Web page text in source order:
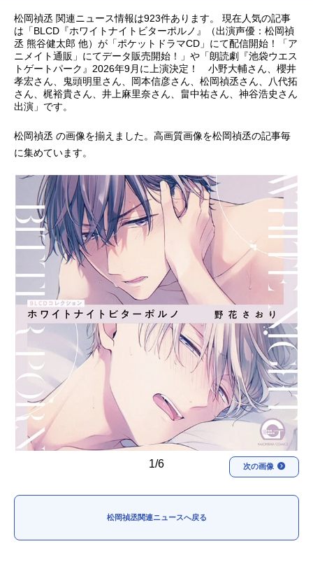
最新記事一覧
アニメ記事一覧 声優記事一覧
アニメ映画一覧 実写化映画一覧
今期アニメ曜日別一覧
春アニメ 夏アニメ
男性声優/女性声優一覧
FOLLOW US
松岡禎丞 関連ニュース情報は923件あります。 現在人気の記事
は「BLCD『ホワイトナイトビターポルノ』（出演声優：松岡禎
丞 熊谷健太郎 他）が「ポケットドラマCD」にて配信開始！「ア
ニメイト通販」にてデータ販売開始！」や「朗読劇『池袋ウエス
トゲートパーク』2026年9月に上演決定！ 小野大輔さん、櫻井
孝宏さん、鬼頭明里さん、岡本信彦さん、松岡禎丞さん、八代拓
さん、梶裕貴さん、井上麻里奈さん、畠中祐さん、神谷浩史さん
出演」です。
松岡禎丞 の画像を揃えました。高画質画像を松岡禎丞の記事毎
に集めています。
1/6 次の画像
松岡禎丞関連ニュースへ戻る